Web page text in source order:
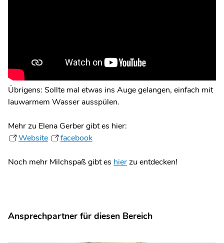
Übrigens: Sollte mal etwas ins Auge gelangen, einfach mit
lauwarmem Wasser ausspülen.
Mehr zu Elena Gerber gibt es hier:
Website
facebook
Noch mehr Milchspaß gibt es hierzu entdecken!
Ansprechpartner für diesen Bereich